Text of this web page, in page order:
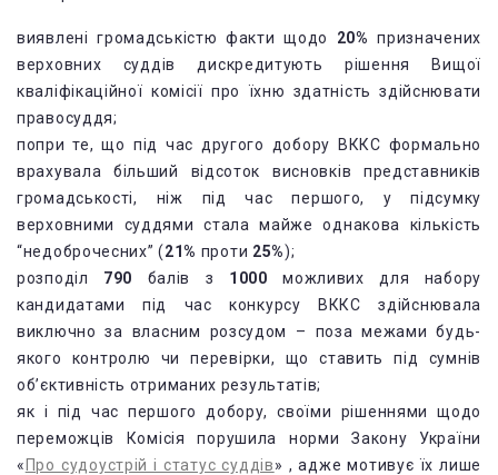
виявлені громадськістю факти щодо 20% призначених
верховних суддів дискредитують рішення Вищої
кваліфікаційної комісії про їхню здатність здійснювати
правосуддя;
попри те, що під час другого добору ВККС формально
врахувала більший відсоток висновків представників
громадськості, ніж під час першого, у підсумку
верховними суддями стала майже однакова кількість
“недоброчесних” (21% проти 25%);
розподіл 790 балів з 1000 можливих для набору
кандидатами під час конкурсу ВККС здійснювала
виключно за власним розсудом – поза межами будь-
якого контролю чи перевірки, що ставить під сумнів
об’єктивність отриманих результатів;
як і під час першого добору, своїми рішеннями щодо
переможців Комісія порушила норми Закону України
« Про судоустрій і статус суддів» , адже мотивує їх лише